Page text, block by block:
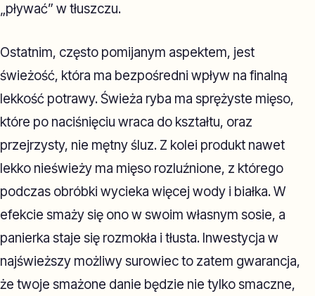
„pływać” w tłuszczu.
Ostatnim, często pomijanym aspektem, jest
świeżość, która ma bezpośredni wpływ na finalną
lekkość potrawy. Świeża ryba ma sprężyste mięso,
które po naciśnięciu wraca do kształtu, oraz
przejrzysty, nie mętny śluz. Z kolei produkt nawet
lekko nieświeży ma mięso rozluźnione, z którego
podczas obróbki wycieka więcej wody i białka. W
efekcie smaży się ono w swoim własnym sosie, a
panierka staje się rozmokła i tłusta. Inwestycja w
najświeższy możliwy surowiec to zatem gwarancja,
że twoje smażone danie będzie nie tylko smaczne,